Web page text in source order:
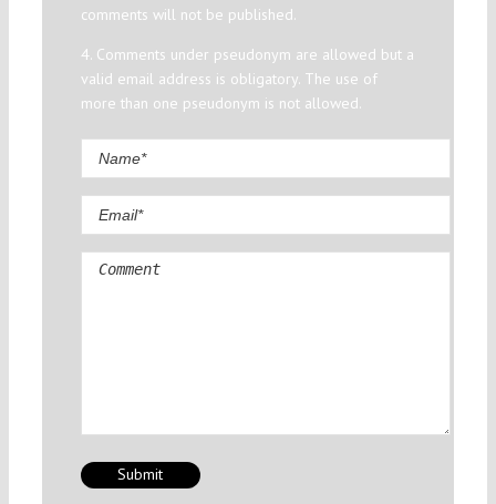
comments will not be published.
4. Comments under pseudonym are allowed but a
valid email address is obligatory. The use of
more than one pseudonym is not allowed.
Comment